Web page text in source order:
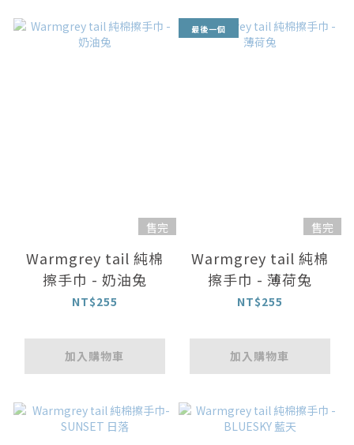
售完
Warmgrey tail 純棉
擦手巾 - 奶油兔
NT$255
加入購物車
最後一個
售完
Warmgrey tail 純棉
擦手巾 - 薄荷兔
NT$255
加入購物車